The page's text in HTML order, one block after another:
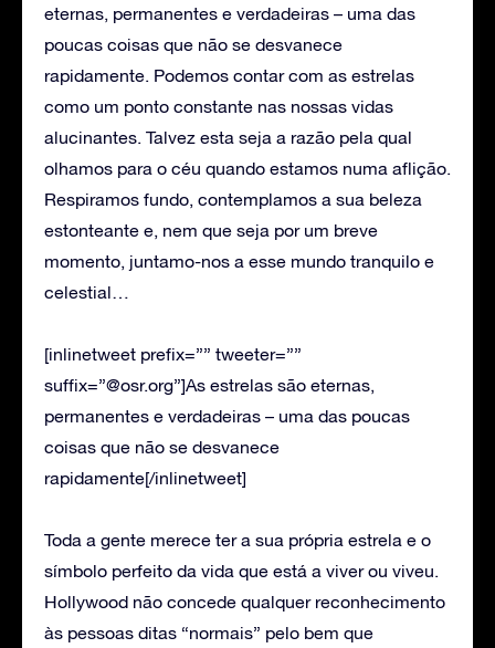
eternas, permanentes e verdadeiras – uma das
poucas coisas que não se desvanece
rapidamente. Podemos contar com as estrelas
como um ponto constante nas nossas vidas
alucinantes. Talvez esta seja a razão pela qual
olhamos para o céu quando estamos numa aflição.
Respiramos fundo, contemplamos a sua beleza
estonteante e, nem que seja por um breve
momento, juntamo-nos a esse mundo tranquilo e
celestial…
[inlinetweet prefix=”” tweeter=””
suffix=”@osr.org”]As estrelas são eternas,
permanentes e verdadeiras – uma das poucas
coisas que não se desvanece
rapidamente[/inlinetweet]
Toda a gente merece ter a sua própria estrela e o
símbolo perfeito da vida que está a viver ou viveu.
Hollywood não concede qualquer reconhecimento
às pessoas ditas “normais” pelo bem que